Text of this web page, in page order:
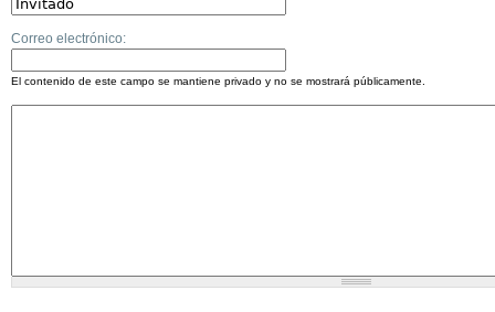
Correo electrónico:
El contenido de este campo se mantiene privado y no se mostrará públicamente.